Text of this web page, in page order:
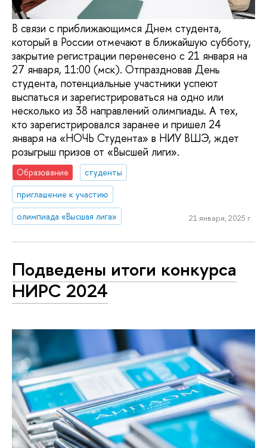
В связи с приближающимся Днем студента,
который в России отмечают в ближайшую субботу,
закрытие регистрации перенесено с 21 января на
27 января, 11:00 (мск). Отпраздновав День
студента, потенциальные участники успеют
выспаться и зарегистрироваться на одно или
несколько из 38 направлений олимпиады. А тех,
кто зарегистрировался заранее и пришел 24
января на «НОЧЬ Студента» в НИУ ВШЭ, ждет
розыгрыш призов от «Высшей лиги».
Образование
студенты
приглашение к участию
олимпиада «Высшая лига»
21 января, 2025 г.
Подведены итоги конкурса
НИРС 2024